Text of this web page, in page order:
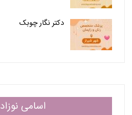
دکتر نگار چوبک
اسامی نوزاد